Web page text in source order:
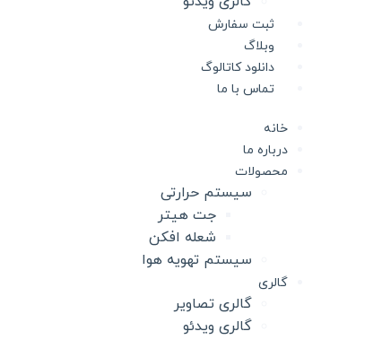
ثبت سفارش
وبلاگ
دانلود کاتالوگ
تماس با ما
خانه
درباره ما
محصولات
سیستم حرارتی
جت هیتر
شعله افکن
سیستم تهویه هوا
گالری
گالری تصاویر
گالری ویدئو